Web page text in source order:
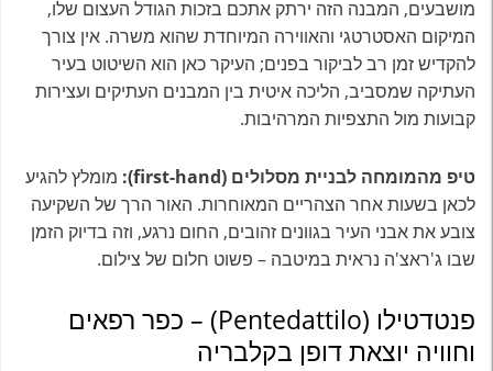
מושבעים, המבנה הזה ירתק אתכם בזכות הגודל העצום שלו,
המיקום האסטרטגי והאווירה המיוחדת שהוא משרה. אין צורך
להקדיש זמן רב לביקור בפנים; העיקר כאן הוא השיטוט בעיר
העתיקה שמסביב, הליכה איטית בין המבנים העתיקים ועצירות
קבועות מול התצפיות המרהיבות.
טיפ מהמומחה לבניית מסלולים (first-hand):
מומלץ להגיע
לכאן בשעות אחר הצהריים המאוחרות. האור הרך של השקיעה
צובע את אבני העיר בגוונים זהובים, החום נרגע, וזה בדיוק הזמן
שבו ג'ראצ'ה נראית במיטבה – פשוט חלום של צילום.
פנטדטילו (Pentedattilo) – כפר רפאים
וחוויה יוצאת דופן בקלבריה